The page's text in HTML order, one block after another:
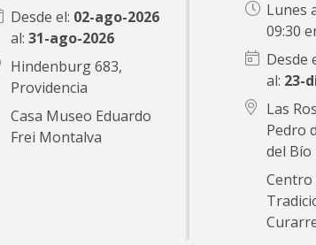
02-ago-2026
31-ago-2026
Hindenburg 683,
Providencia
Casa Museo Eduardo
Frei Montalva
Lunes
09:30
23-
Las
Pedro
del Bío
Centro